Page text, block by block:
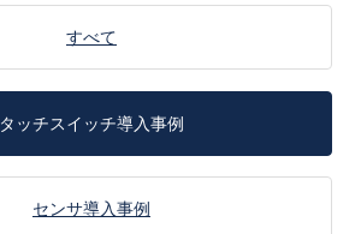
すべて
タッチスイッチ導入事例
センサ導入事例